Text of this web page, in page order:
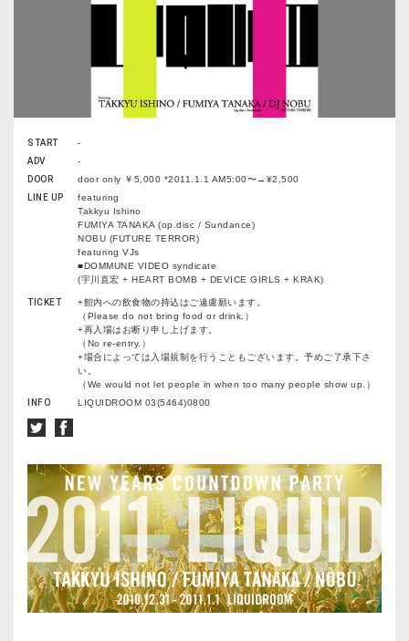
START
-
ADV
-
DOOR
door only ￥5,000 *2011.1.1 AM5:00〜→¥2,500
LINE UP
featuring
Takkyu Ishino
FUMIYA TANAKA (op.disc / Sundance)
NOBU (FUTURE TERROR)
featuring VJs
■DOMMUNE VIDEO syndicate
(宇川直宏 + HEART BOMB + DEVICE GIRLS + KRAK)
TICKET
+館内への飲食物の持込はご遠慮願います。
（Please do not bring food or drink.）
+再入場はお断り申し上げます。
（No re-entry.）
+場合によっては入場規制を行うこともございます。予めご了承下さ
い。
（We would not let people in when too many people show up.）
INFO
LIQUIDROOM 03(5464)0800